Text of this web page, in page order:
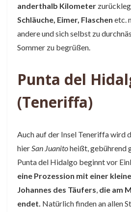
anderthalb Kilometer
Schläuche, Eimer, Flaschen etc.
andere und sich selbst zu
Sommer zu begrüßen.
Punta del
(Teneriffa)
Auch auf der Insel Teneriffa wird
hierSan Juanitoheißt, gebührend
Punta del Hidalgo beginnt vor
eine Prozession mit einer
Johannes des Täufers, die am
endet. Natürlich finden an allen